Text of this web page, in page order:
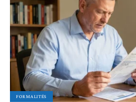
FORMALITÉS